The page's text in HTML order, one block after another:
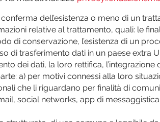
dell’esistenza o meno di un
relative al trattamento, quali: le
di conservazione, l’esistenza di un
di trasferimento dati in un paese extra
dei dati, la loro rettifica,
a) per motivi connessi alla loro
che li riguardano per finalità di
social networks, app di